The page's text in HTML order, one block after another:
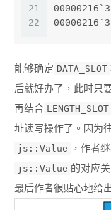
21
22
能够确定 DATA_SLOT
后就好办了，此时只
再结合 LENGTH_SLOT
址读写操作了。因为
js::Value ，作者
js::Value 的对应关
最后作者很贴心地给